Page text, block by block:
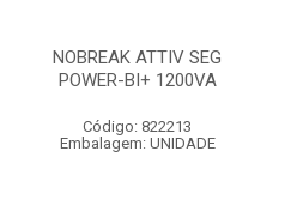
NOBREAK ATTIV SEG
POWER-BI+ 1200VA
Código: 822213
Embalagem: UNIDADE